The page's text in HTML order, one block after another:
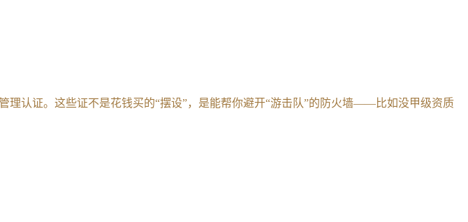
理认证。这些证不是花钱买的“摆设”，是能帮你避开“游击队”的防火墙——比如没甲级资质